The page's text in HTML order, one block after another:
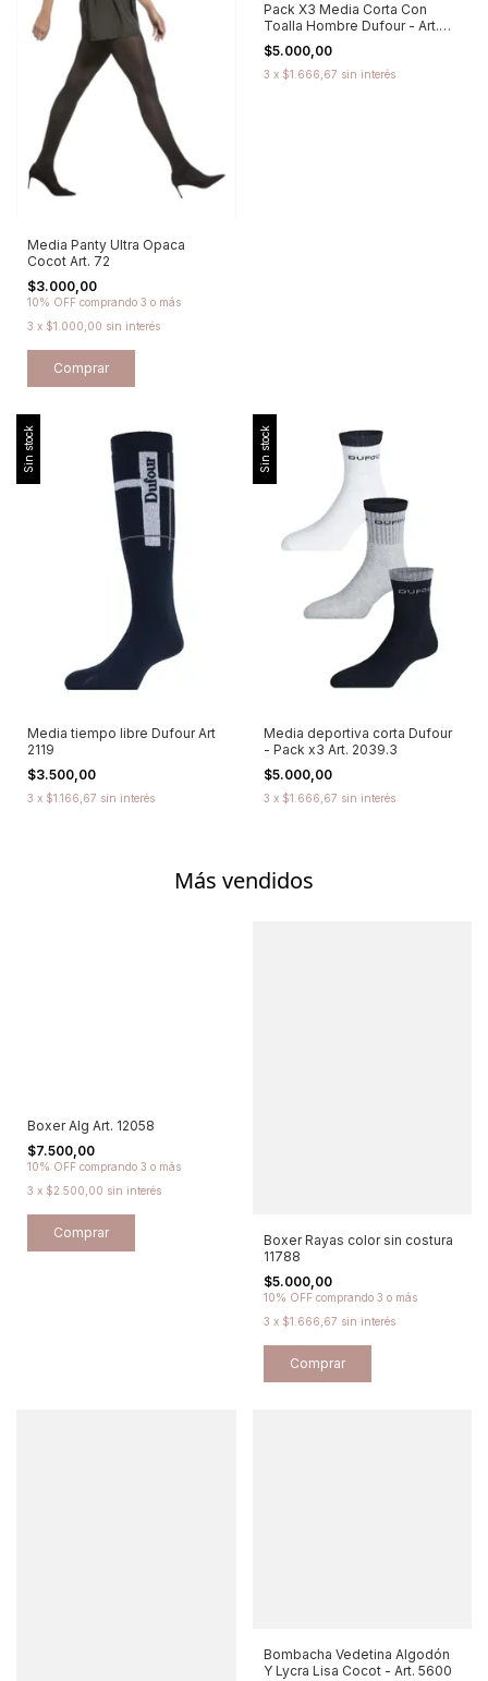
Media Panty Ultra Opaca
Cocot Art. 72
$3.000,00
10% OFF comprando 3 o más
3 x $1.000,00 sin interés
Comprar
Pack X3 Media Corta Con
Toalla Hombre Dufour - Art.
2015.3
$5.000,00
3 x $1.666,67 sin interés
Sin stock
Media tiempo libre Dufour Art
2119
$3.500,00
3 x $1.166,67 sin interés
Sin stock
Media deportiva corta Dufour
- Pack x3 Art. 2039.3
$5.000,00
3 x $1.666,67 sin interés
Más vendidos
Boxer Alg Art. 12058
$7.500,00
10% OFF comprando 3 o más
3 x $2.500,00 sin interés
Comprar
Boxer Rayas color sin costura
11788
$5.000,00
10% OFF comprando 3 o más
3 x $1.666,67 sin interés
Comprar
Bombacha Vedetina Algodón
Y Lycra Lisa Cocot - Art. 5600